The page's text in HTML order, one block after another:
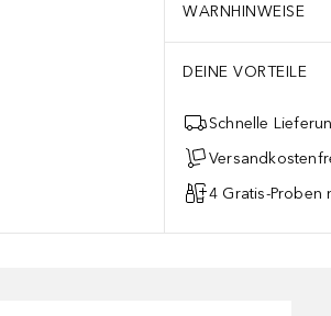
WARNHINWEISE
DEINE VORTEILE
Schnelle
4 Gratis-Proben